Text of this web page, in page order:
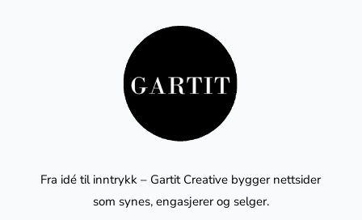
Fra idé til inntrykk – Gartit Creative bygger nettsider
som synes, engasjerer og selger.